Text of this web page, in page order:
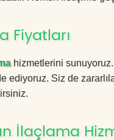
Fiyatları
hizmetlerini
ediyoruz. Siz de
İlaçlama